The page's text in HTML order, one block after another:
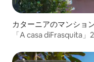
カターニアのマンショ
「A casa diFrasquita